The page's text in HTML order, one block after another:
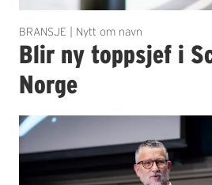
BRANSJE | Nytt om navn
Blir ny toppsjef i
Norge